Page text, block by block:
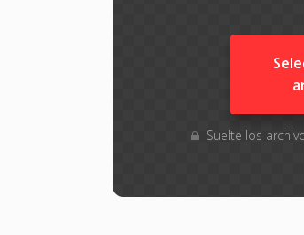
Suelte los